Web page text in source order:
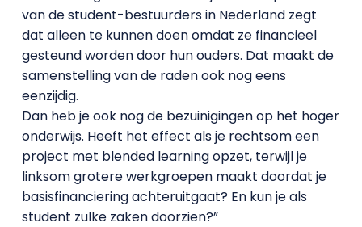
van de student-bestuurders in Nederland zegt
dat alleen te kunnen doen omdat ze financieel
gesteund worden door hun ouders. Dat maakt de
samenstelling van de raden ook nog eens
eenzijdig.
Dan heb je ook nog de bezuinigingen op het hoger
onderwijs. Heeft het effect als je rechtsom een
project met blended learning opzet, terwijl je
linksom grotere werkgroepen maakt doordat je
basisfinanciering achteruitgaat? En kun je als
student zulke zaken doorzien?”